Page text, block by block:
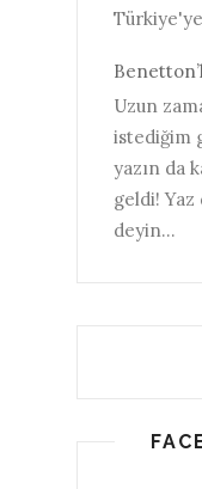
Uzun
istediğim
yazın da
geldi!
deyin...